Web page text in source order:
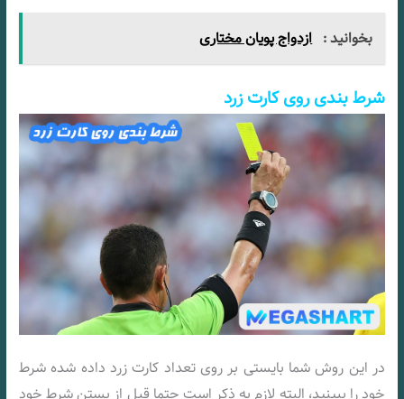
بخوانید : ازدواج پویان مختاری
شرط بندی روی کارت زرد
در این روش شما بایستی بر روی تعداد کارت زرد داده شده شرط
خود را ببینید، البته لازم به ذکر است حتما قبل از بستن شرط خود